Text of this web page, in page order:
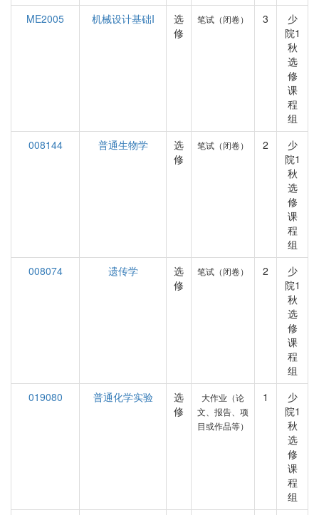
ME2005
机械设计基础I
选
修
笔试（闭卷） 3
少
院1
秋
选
修
课
程
组
008144
普通生物学
选
修
笔试（闭卷） 2
少
院1
秋
选
修
课
程
组
008074
遗传学
选
修
笔试（闭卷） 2
少
院1
秋
选
修
课
程
组
019080
普通化学实验
选
修
大作业（论
文、报告、项
目或作品等）
1
少
院1
秋
选
修
课
程
组